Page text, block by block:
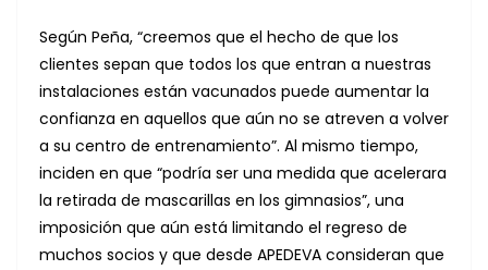
Según Peña, “creemos que el hecho de que los
clientes sepan que todos los que entran a nuestras
instalaciones están vacunados puede aumentar la
confianza en aquellos que aún no se atreven a volver
a su centro de entrenamiento”. Al mismo tiempo,
inciden en que “podría ser una medida que acelerara
la retirada de mascarillas en los gimnasios”, una
imposición que aún está limitando el regreso de
muchos socios y que desde APEDEVA consideran que